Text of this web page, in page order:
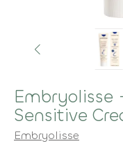
Sensitive
Embryolisse